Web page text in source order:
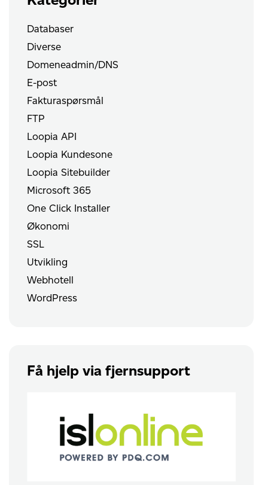
Databaser
Diverse
Domeneadmin/DNS
E-post
Fakturaspørsmål
FTP
Loopia API
Loopia Kundesone
Loopia Sitebuilder
Microsoft 365
One Click Installer
Økonomi
SSL
Utvikling
Webhotell
WordPress
Få hjelp via fjernsupport